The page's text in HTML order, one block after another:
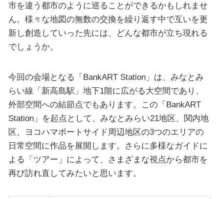
市を違う都市のように巡ることができるかもしれませ
ん。様々な地図の無数の交換を繰り返す中で互いを更
新し創造していった先には、どんな都市が立ち現れる
でしょうか。
今回の会場となる「BankART Station」は、みなとみ
らい線「新高島駅」地下1階に広がる大空間であり、
外部空間への結節点でもあります。この「BankART
Station」を起点として、みなとみらい21地区、関内地
区、ヨコハマポートサイド周辺地区の3つのエリアの
日常空間に作品を展開します。さらに多様なガイドに
よる「ツアー」によって、さまざまな視点から都市を
再び訪れ直してみたいと思います。